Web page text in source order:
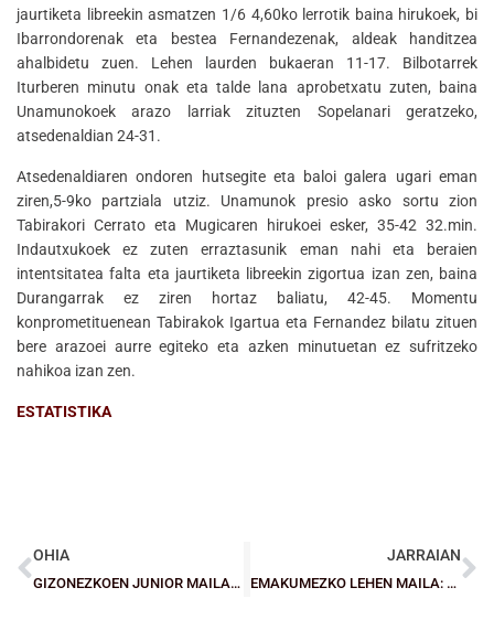
jaurtiketa libreekin asmatzen 1/6 4,60ko lerrotik baina hirukoek, bi
Ibarrondorenak eta bestea Fernandezenak, aldeak handitzea
ahalbidetu zuen. Lehen laurden bukaeran 11-17. Bilbotarrek
Iturberen minutu onak eta talde lana aprobetxatu zuten, baina
Unamunokoek arazo larriak zituzten Sopelanari geratzeko,
atsedenaldian 24-31.
Atsedenaldiaren ondoren hutsegite eta baloi galera ugari eman
ziren,5-9ko partziala utziz. Unamunok presio asko sortu zion
Tabirakori Cerrato eta Mugicaren hirukoei esker, 35-42 32.min.
Indautxukoek ez zuten erraztasunik eman nahi eta beraien
intentsitatea falta eta jaurtiketa libreekin zigortua izan zen, baina
Durangarrak ez ziren hortaz baliatu, 42-45. Momentu
konprometituenean Tabirakok Igartua eta Fernandez bilatu zituen
bere arazoei aurre egiteko eta azken minutuetan ez sufritzeko
nahikoa izan zen.
ESTATISTIKA
OHIA
GIZONEZKOEN JUNIOR MAILAKO ESPAINIAKO TXAPELKETA: Real Madril Txapeldun
JARRAIAN
EMAKUMEZKO LEHEN MAILA: Ardoik finaletik kanpo utzi du Tabirako Baque eta Gernikak Austarari irabazi dio